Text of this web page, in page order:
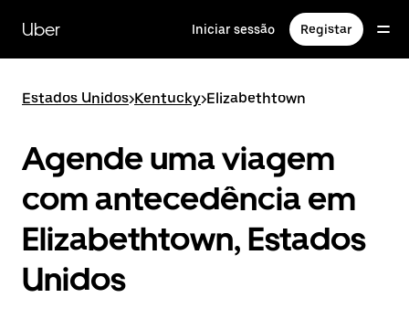
para
conteúdo
Uber Iniciar sessão Registar
Estados Unidos>Kentucky>Elizabethtown
Agende uma viagem
com antecedência em
Elizabethtown, Estados
Unidos